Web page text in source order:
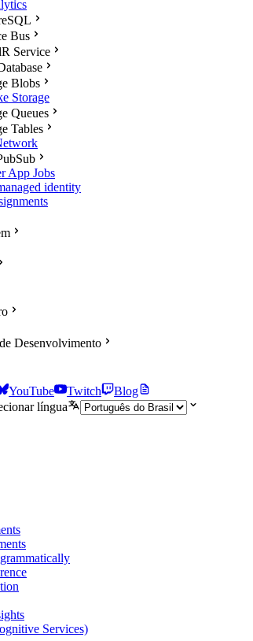
Bus
Service
Blobs
Storage
Queues
Tables
App Jobs
identity
Desenvolvimento
YouTube Twitch
Blog
língua
Services)